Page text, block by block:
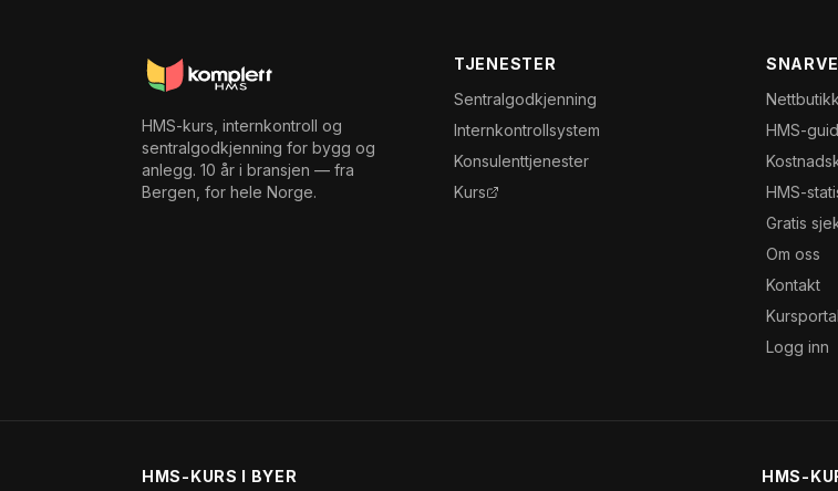
HMS-kurs, internkontroll og
sentralgodkjenning for bygg og
anlegg. 10 år i bransjen — fra
Bergen, for hele Norge.
TJENESTER
Sentralgodkjenning
Internkontrollsystem
Konsulenttjenester
Kurs
Nettbutikk
HMS-
HMS-
Gratis
Om oss
Kontakt
Kursportal
Logg inn
HMS-KURS I BYER HMS-